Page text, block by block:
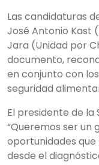
Las candidaturas
José Antonio Kast
Jara (Unidad por
documento,
en conjunto con
seguridad
El presidente de la
“Queremos ser un
oportunidades
desde el